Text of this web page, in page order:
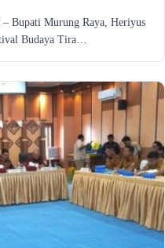
Bupati Murung Raya, Heriyus
Budaya Tira…